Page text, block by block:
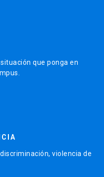
que ponga en
violencia de